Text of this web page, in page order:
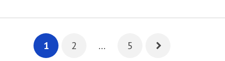
1 2 … 5